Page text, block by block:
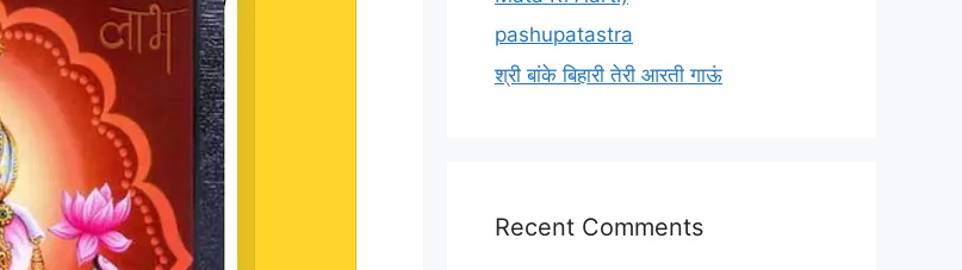
pashupatastra
श्री बांके बिहारी तेरी आरती गाऊं
Recent Comments